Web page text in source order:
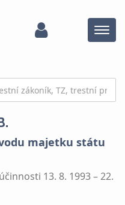
Menu
majetku státu
13. 8. 1993 – 22.